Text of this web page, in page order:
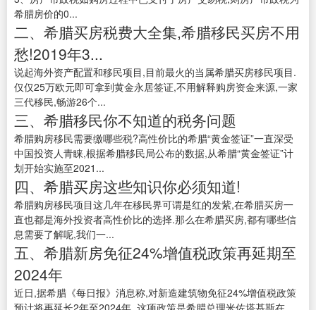
希腊房价的0...
二、希腊买房税费大全集,希腊移民买房不用
愁!2019年3...
说起海外资产配置和移民项目,目前最火的当属希腊买房移民项目.
仅仅25万欧元即可拿到黄金永居签证,不用解释购房资金来源,一家
三代移民,畅游26个...
三、希腊移民你不知道的税务问题
希腊购房移民需要缴哪些税?高性价比的希腊“黄金签证”一直深受
中国投资人青睐,根据希腊移民局公布的数据,从希腊“黄金签证”计
划开始实施至2021...
四、希腊买房这些知识你必须知道!
希腊购房移民项目这几年在移民界可谓是红的发紫,在希腊买房一
直也都是海外投资者高性价比的选择.那么在希腊买房,都有哪些信
息需要了解呢,我们一...
五、希腊新房免征24%增值税政策再延期至
2024年
近日,据希腊《每日报》消息称,对新造建筑物免征24%增值税政策